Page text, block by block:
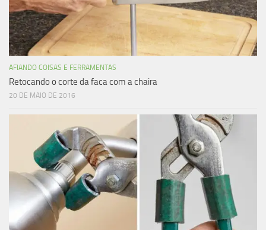
AFIANDO COISAS E FERRAMENTAS
Retocando o corte da faca com a chaira
20 DE MAIO DE 2016